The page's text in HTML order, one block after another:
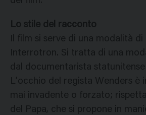
Lo stile del racconto
Il film si serve di una modalità
Interrotron. Si tratta di una
dal documentarista
L’occhio del regista Wenders è
mai invadente o forzato;
del Papa, che si propone in